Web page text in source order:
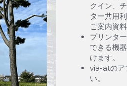
クイン、
ター共用
ご案内資
プリンタ
できる機
けます。
via-atのア
い。